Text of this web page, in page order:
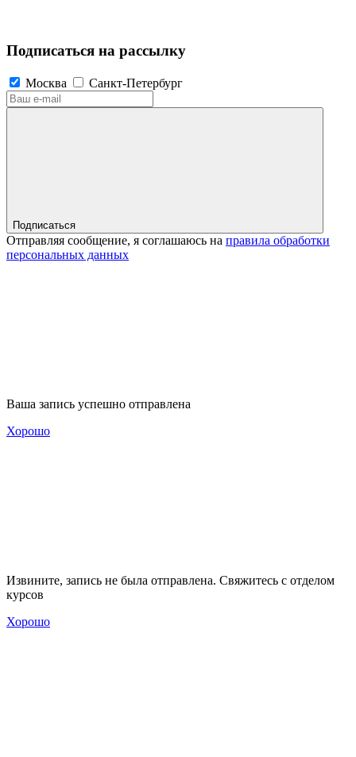
Подписаться на рассылку
Москва Санкт-Петербург
Подписаться
Отправляя сообщение, я соглашаюсь на правила обработки
персональных данных
Ваша запись успешно отправлена
Хорошо
Извините, запись не была отправлена. Свяжитесь с отделом
курсов
Хорошо